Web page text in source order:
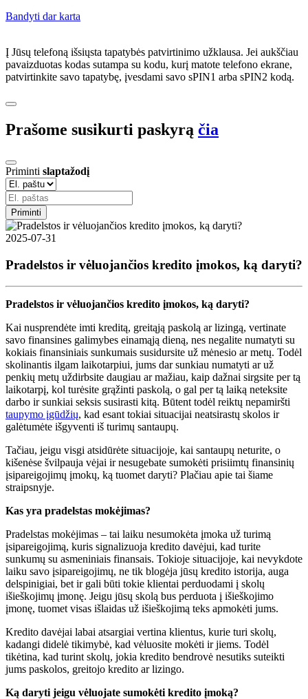
Bandyti dar karta
Į Jūsų telefoną išsiųsta tapatybės patvirtinimo užklausa. Jei aukščiau
pavaizduotas kodas sutampa su kodu, kurį matote telefono ekrane,
patvirtinkite savo tapatybę, įvesdami savo sPIN1 arba sPIN2 kodą.
Prašome susikurti paskyrą čia
Priminti slaptažodį
Priminti
2025-07-31
Pradelstos ir vėluojančios kredito įmokos, ką daryti?
Pradelstos ir vėluojančios kredito įmokos, ką daryti?
Kai nusprendėte imti kreditą, greitąją paskolą ar lizingą, vertinate
savo finansines galimybes einamąją dieną, nes negalite numatyti su
kokiais finansiniais sunkumais susidursite už mėnesio ar metų. Todėl
skolinantis ilgam laikotarpiui, jums dar sunkiau numatyti ar už
penkių metų uždirbsite daugiau ar mažiau, kaip dažnai sirgsite per tą
laikotarpį, kol turėsite grąžinti paskolą, o gal per tą laiką neteksite
darbo ir sunkiai seksis susirasti kitą. Būtent todėl reiktų nepamiršti
taupymo įgūdžių, kad esant tokiai situacijai neatsirastų skolos ir
galėtumėte išgyventi iš turimų santaupų.
Tačiau, jeigu visgi atsidūrėte situacijoje, kai santaupų neturite, o
kišenėse švilpauja vėjai ir nesugebate sumokėti prisiimtų finansinių
įsipareigojimų įmokų, ką tuomet daryti? Plačiau apie tai šiame
straipsnyje.
Kas yra pradelstas mokėjimas?
Pradelstas mokėjimas – tai laiku nesumokėta įmoka už turimą
įsipareigojimą, kuris signalizuoja kredito davėjui, kad turite
sunkumų su asmeniniais finansais. Tokioje situacijoje, kai nevykdote
laiku savo įsipareigojimų, ne tik blogėja jūsų kredito istorija, auga
delspinigiai, bet ir gali būti tokie klientai perduodami į skolų
išieškojimų įmonę. Jeigu jūsų skolą bus perduota į išieškojimo
įmonę, tuomet visas išlaidas už išieškojimą teks apmokėti jums.
Kredito davėjai labai atsargiai vertina klientus, kurie turi skolų,
kadangi didelė tikimybė, kad vėluosite mokėti ir jiems. Todėl
tikėtina, kad turint skolų, jokia kredito bendrovė nesutiks suteikti
jums paskolos, greitojo kredito ar lizingo.
Ką daryti jeigu vėluojate sumokėti kredito įmoką?